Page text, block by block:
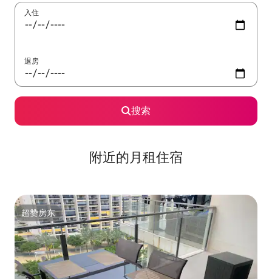
入住
退房
搜索
附近的月租住宿
超赞房东
超赞房东